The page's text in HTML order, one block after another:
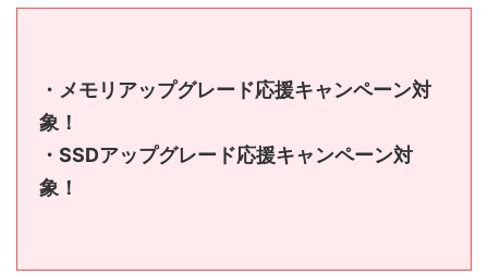
・メモリアップグレード応援キャンペーン対
象！
・SSDアップグレード応援キャンペーン対
象！